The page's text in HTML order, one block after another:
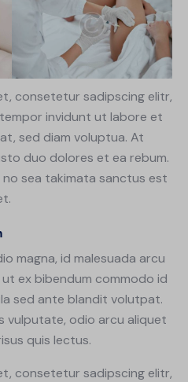
consetetur sadipscing elitr,
invidunt ut labore et
sed diam voluptua. At
duo dolores et ea rebum.
sea takimata sanctus est
magna, id malesuada arcu
ex bibendum commodo id
sed ante blandit volutpat.
vulputate, odio arcu aliquet
quis lectus.
consetetur sadipscing elitr,